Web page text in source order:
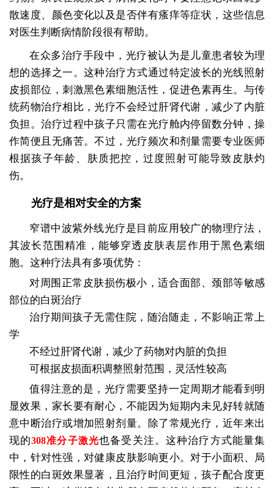
散速度、颜色变化以及是否伴有瘙痒等症状，这些信息
对医生判断病情阶段很有帮助。
在众多治疗手段中，光疗被认为是儿童患者较为理
想的选择之一。这种治疗方式通过特定波长的光线照射
皮损部位，刺激黑色素细胞活性，促进色素再生。与传
统药物治疗相比，光疗不会经过肝肾代谢，减少了内脏
负担。治疗过程中孩子只需在光疗舱内停留数分钟，操
作简便且无痛苦。不过，光疗频次和剂量需要专业医师
根据孩子年龄、肤质把控，过度照射可能导致皮肤灼
伤。
光疗是相对安全的方案
窄谱中波紫外线光疗是目前应用较广的物理疗法，
其波长范围精准，能够穿透皮肤表层作用于黑色素细
胞。这种疗法具有多项优势：
对周围正常皮肤损伤极小，适合面部、颈部等敏感
部位的白斑治疗
治疗期间孩子无需住院，随治随走，不影响正常上
学
不经过肝肾代谢，减少了药物对内脏的负担
可根据皮损面积调整照射范围，灵活性较高
值得注意的是，光疗需要坚持一定周期才能看到明
显效果，家长要有耐心，不能因为短期内未见好转就随
意中断治疗或增加照射剂量。除了常规光疗，近年来出
现的308准分子激光也备受关注。这种治疗方式能量集
中，针对性强，对健康皮肤影响更小。对于小面积、局
限性的白斑效果显著，且治疗时间更短，孩子配合度更